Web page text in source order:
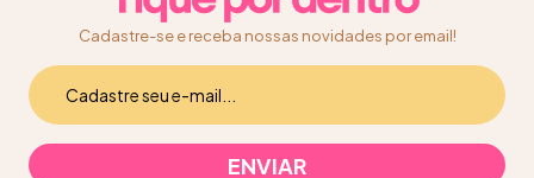
Cadastre-se e receba nossas novidades por email!